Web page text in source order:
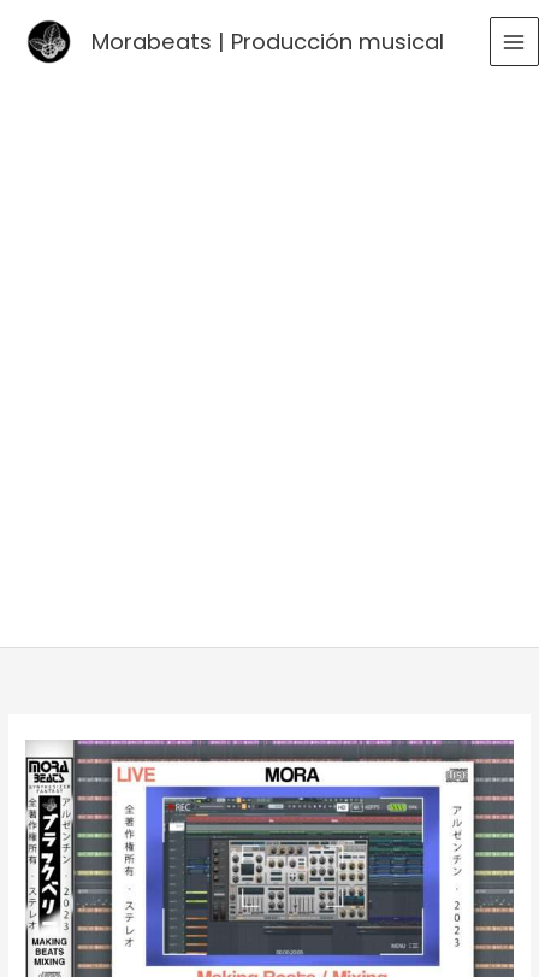
Morabeats | Producción musical